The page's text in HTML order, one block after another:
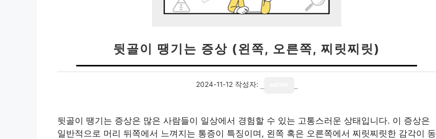
뒷골이 땡기는 증상 (왼쪽, 오른쪽, 찌릿찌릿)
2024-11-12 작성자:
뒷골이 땡기는 증상은 많은 사람들이 일상에서 경험할 수 있는 고통스러운 상태입니다. 이 증상은
일반적으로 머리 뒤쪽에서 느껴지는 통증이 특징이며, 왼쪽 혹은 오른쪽에서 찌릿찌릿한 감각이 동